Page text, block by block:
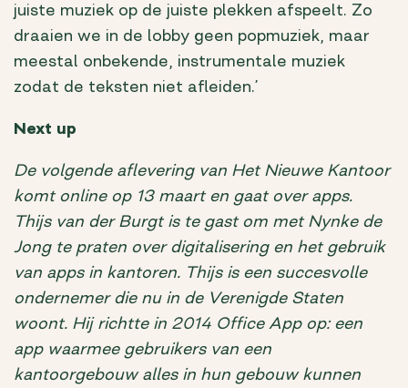
juiste muziek op de juiste plekken afspeelt. Zo
draaien we in de lobby geen popmuziek, maar
meestal onbekende, instrumentale muziek
zodat de teksten niet afleiden.’
Next up
De volgende aflevering van Het Nieuwe Kantoor
komt online op 13 maart en gaat over apps.
Thijs van der Burgt is te gast om met Nynke de
Jong te praten over digitalisering en het gebruik
van apps in kantoren. Thijs is een succesvolle
ondernemer die nu in de Verenigde Staten
woont. Hij richtte in 2014 Office App op: een
app waarmee gebruikers van een
kantoorgebouw alles in hun gebouw kunnen